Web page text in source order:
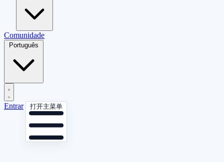
Comunidade
Português
Entrar 打开主菜单